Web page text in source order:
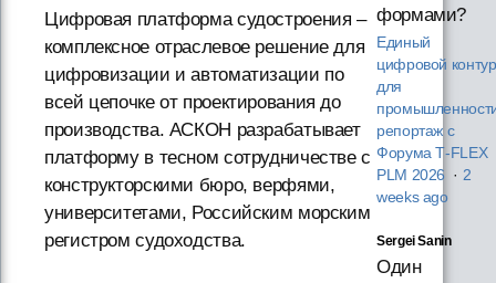
Цифровая платформа судостроения –
комплексное отраслевое решение для
цифровизации и автоматизации по
всей цепочке от проектирования до
производства. АСКОН разрабатывает
платформу в тесном сотрудничестве с
конструкторскими бюро, верфями,
университетами, Российским морским
регистром судоходства.
формами?
Единый
цифровой контур
для
репортаж с
Форума T‑FLEX
PLM 2026 · 2
weeks ago
Sergei Sanin
Один